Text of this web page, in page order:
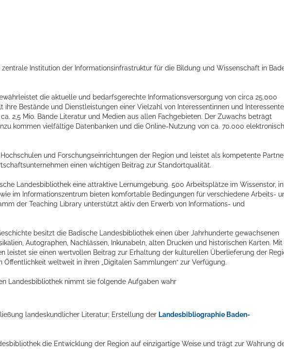
Institution der Informationsinfrastruktur für die Bildung und Wissenschaft in
die aktuelle und bedarfsgerechte Informationsversorgung von circa 25.000
ihre Bestände und Dienstleistungen einer Vielzahl von Interessentinnen und
2,5 Mio. Bände Literatur und Medien aus allen Fachgebieten. Der Zuwachs beträgt
kommen vielfältige Datenbanken und die Online-Nutzung von ca. 70.000
und Forschungseinrichtungen der Region und leistet als kompetente
einen wichtigen Beitrag zur Standortqualität.
Landesbibliothek eine attraktive Lernumgebung. 500 Arbeitsplätze im Wissenstor, in
im Informationszentrum bieten komfortable Bedingungen für verschiedene Arbeits-
der Teaching Library unterstützt aktiv den Erwerb von Informations- und
besitzt die Badische Landesbibliothek einen über Jahrhunderte gewachsenen
Autographen, Nachlässen, Inkunabeln, alten Drucken und historischen Karten. Mit
leistet sie einen wertvollen Beitrag zur Erhaltung der kulturellen Überlieferung der
weltweit in ihren „Digitalen Sammlungen“ zur Verfügung.
Landesbibliothek nimmt sie folgende Aufgaben wahr
landeskundlicher Literatur; Erstellung der Landesbibliographie Baden-
die Entwicklung der Region auf einzigartige Weise und trägt zur Wahrung